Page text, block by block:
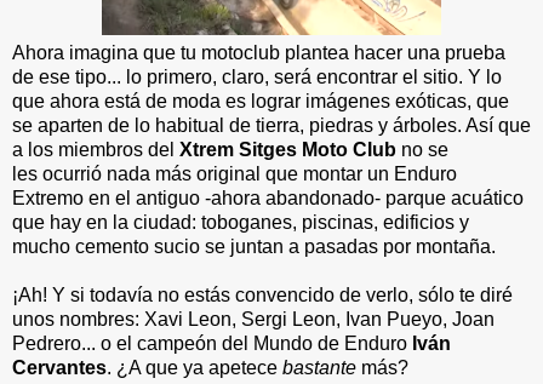
Ahora imagina que tu motoclub plantea hacer una prueba
de ese tipo... lo primero, claro, será encontrar el sitio. Y lo
que ahora está de moda es lograr imágenes exóticas, que
se aparten de lo habitual de tierra, piedras y árboles. Así que
a los miembros del Xtrem Sitges Moto Club no se
les ocurrió nada más original que montar un Enduro
Extremo en el antiguo -ahora abandonado- parque acuático
que hay en la ciudad: toboganes, piscinas, edificios y
mucho cemento sucio se juntan a pasadas por montaña.
¡Ah! Y si todavía no estás convencido de verlo, sólo te diré
unos nombres: Xavi Leon, Sergi Leon, Ivan Pueyo, Joan
Pedrero... o el campeón del Mundo de Enduro Iván
Cervantes. ¿A que ya apetece bastante más?